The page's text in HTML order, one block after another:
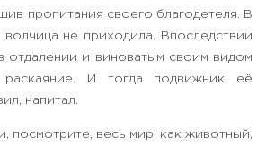
пропитания своего благодетеля. В
не приходила. Впоследствии
отдалении и виноватым своим видом
раскаяние. И тогда подвижник её
напитал.
посмотрите, весь мир, как животный,